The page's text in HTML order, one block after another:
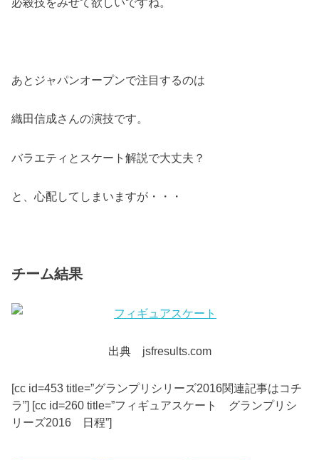
あとジャパンオープンで注目するのは
織田信成さんの演技です。
バラエティとスケート解説で大丈夫？
と、心配してしまいますが・・・
チーム結果
出典 jsfresults.com
[cc id=453 title=”グランプリシリーズ2016関連記事はコチ
ラ”] [cc id=260 title=”フィギュアスケート グランプリシ
リーズ2016 日程”]